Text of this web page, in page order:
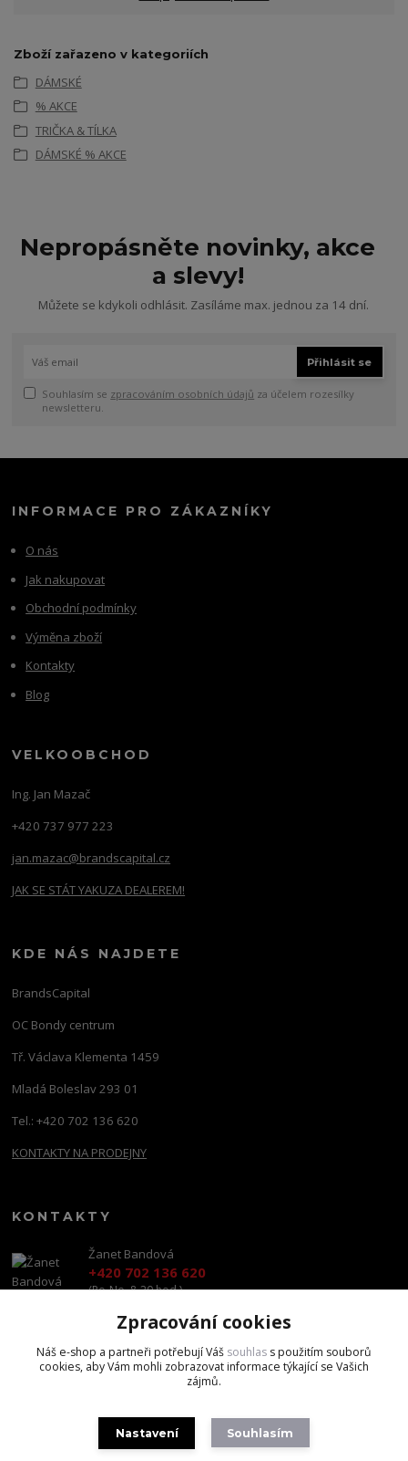
Zboží zařazeno v kategoriích
DÁMSKÉ
% AKCE
TRIČKA & TÍLKA
DÁMSKÉ % AKCE
Nepropásněte novinky, akce
a slevy!
Můžete se kdykoli odhlásit. Zasíláme max. jednou za 14 dní.
Přihlásit se
Souhlasím se zpracováním osobních údajů za účelem rozesílky
newsletteru.
INFORMACE PRO ZÁKAZNÍKY
O nás
Jak nakupovat
Obchodní podmínky
Výměna zboží
Kontakty
Blog
VELKOOBCHOD
Ing. Jan Mazač
+420 737 977 223
jan.mazac@brandscapital.cz
JAK SE STÁT YAKUZA DEALEREM!
KDE NÁS NAJDETE
BrandsCapital
OC Bondy centrum
Tř. Václava Klementa 1459
Mladá Boleslav 293 01
Tel.: +420 702 136 620
KONTAKTY NA PRODEJNY
KONTAKTY
Žanet Bandová
+420 702 136 620
(Po-Ne, 8-20 hod.)
shop@brandscapital.cz
Zpracování cookies
Náš e-shop a partneři potřebují Váš souhlas s použitím souborů
cookies, aby Vám mohli zobrazovat informace týkající se Vašich
zájmů.
Nastavení Souhlasím